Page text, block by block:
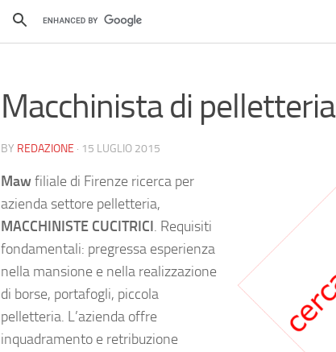
Macchinista di pelletteria
BY REDAZIONE · 15 LUGLIO 2015
Mawfiliale di Firenze ricerca per
azienda settore pelletteria,
MACCHINISTE CUCITRICI. Requisiti
fondamentali: pregressa esperienza
nella mansione e nella realizzazione
di borse, portafogli, piccola
pelletteria. L’azienda offre
inquadramento e retribuzione